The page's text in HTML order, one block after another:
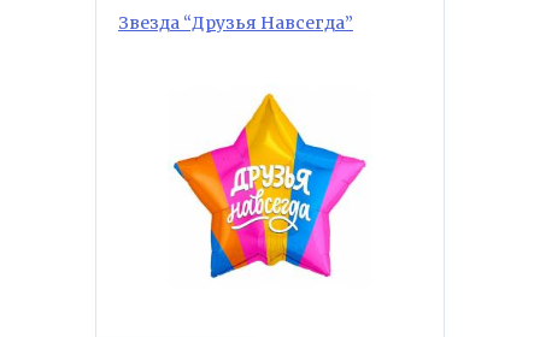
Звезда “Друзья Навсегда”